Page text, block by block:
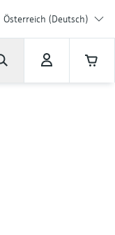
Österreich (Deutsch)